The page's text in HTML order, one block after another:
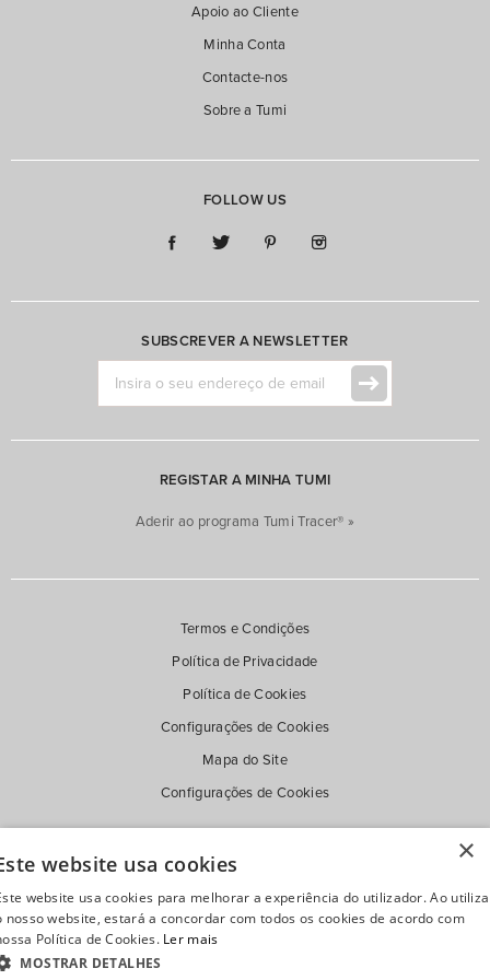
Apoio ao Cliente
Minha Conta
Contacte-nos
Sobre a Tumi
FOLLOW US
SUBSCREVER A NEWSLETTER
REGISTAR A MINHA TUMI
Aderir ao programa Tumi Tracer® »
Termos e Condições
Política de Privacidade
Política de Cookies
Configurações de Cookies
Mapa do Site
Configurações de Cookies
×
website usa cookies
website usa cookies para melhorar a experiência do utilizador. Ao
nosso website, estará a concordar com todos os cookies de acordo com
Política de Cookies. Ler mais
MOSTRAR DETALHES